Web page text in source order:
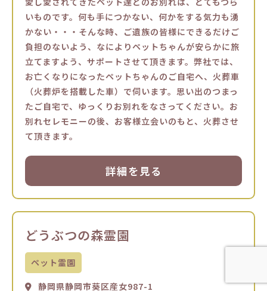
いものです。何も手につかない、何かをする気力も湧
かない・・・そんな時、ご遺族の皆様にできるだけご
負担のないよう、なによりペットちゃんが安らかに旅
立てますよう、サポートさせて頂きます。弊社では、
お亡くなりになったペットちゃんのご自宅へ、火葬車
（火葬炉を搭載した車）で伺います。思い出のつまっ
たご自宅で、ゆっくりお別れをなさってください。お
別れセレモニーの後、お客様立会いのもと、火葬させ
て頂きます。
詳細を見る
どうぶつの森霊園
ペット霊園
静岡県静岡市葵区産女987-1